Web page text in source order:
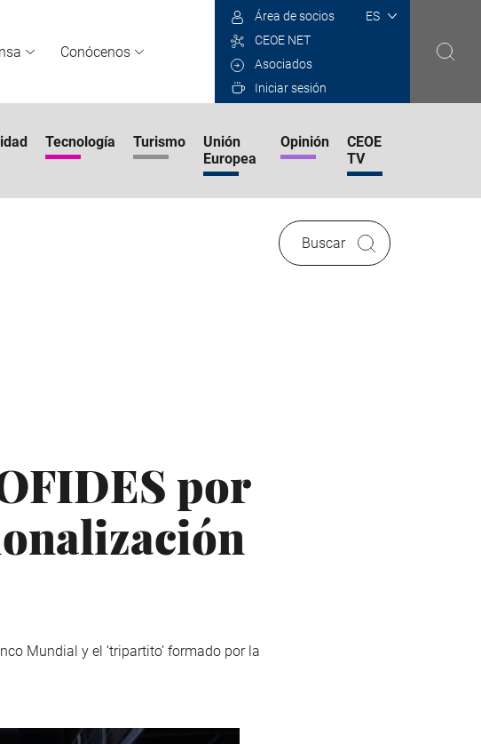
Conócenos
Select
Área de socios
CEOE NET
Asociados
Iniciar sesión
Tecnología Turismo
Unión
Europea
Opinión
CEOE
TV
Buscar
por
Mundial y el ‘tripartito’ formado por la